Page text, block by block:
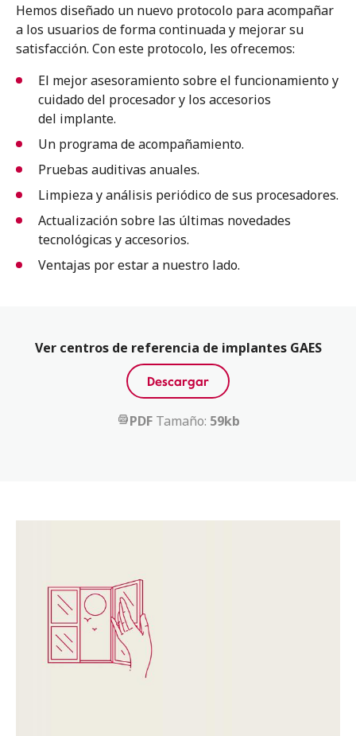
Hemos diseñado un nuevo protocolo para acompañar
a los usuarios de forma continuada y mejorar su
satisfacción. Con este protocolo, les ofrecemos:
El mejor asesoramiento sobre el funcionamiento y
cuidado del procesador y los accesorios
del implante.
Un programa de acompañamiento.
Pruebas auditivas anuales.
Limpieza y análisis periódico de sus procesadores.
Actualización sobre las últimas novedades
tecnológicas y accesorios.
Ventajas por estar a nuestro lado.
Ver centros de referencia de implantes GAES
Descargar
PDF Tamaño: 59kb